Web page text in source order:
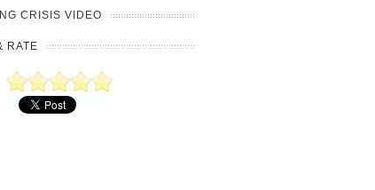
CRISIS VIDEO
RATE